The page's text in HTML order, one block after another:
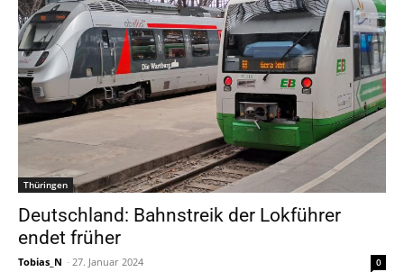
Thüringen
Deutschland: Bahnstreik der Lokführer
endet früher
Tobias_N - 27. Januar 2024 0